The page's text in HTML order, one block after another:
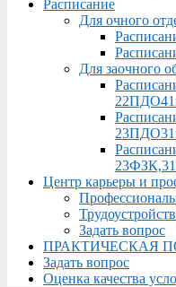
Расписание
Для очного
Для заочного
Центр карьеры и
Задать вопрос
ПРАКТИЧЕСКАЯ
Задать вопрос
Оценка качества